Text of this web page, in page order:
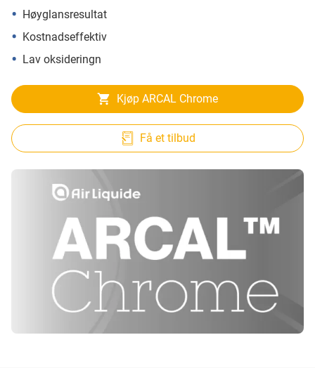
Høyglansresultat
Kostnadseffektiv
Lav oksideringn
Kjøp ARCAL Chrome
Få et tilbud